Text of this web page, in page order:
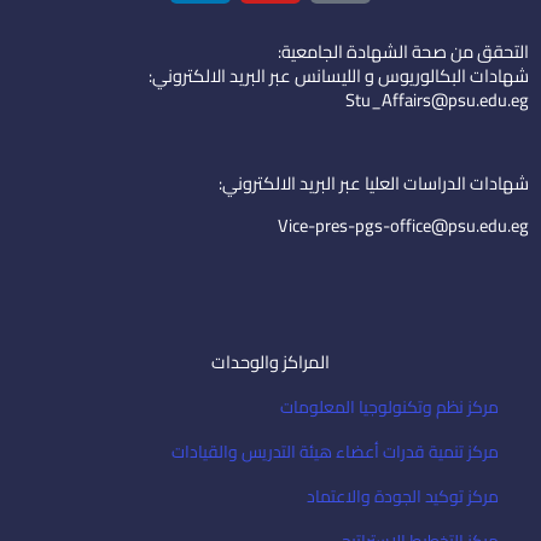
n
-
e
i
l
u
b
e
d
التحقق من صحة الشهادة الجامعية:
شهادات البكالوريوس و الليسانس عبر البريد الالكتروني:
Stu_Affairs@psu.edu.eg
شهادات الدراسات العليا عبر البريد الالكتروني:
Vice-pres-pgs-office@psu.edu.eg
المراكز والوحدات
مركز نظم وتكنولوجيا المعلومات
مركز تنمية قدرات أعضاء هيئة التدريس والقيادات
مركز توكيد الجودة والاعتماد